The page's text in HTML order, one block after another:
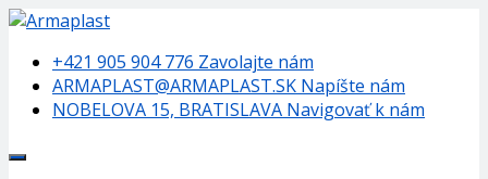
+421 905 904 776 Zavolajte nám
ARMAPLAST@ARMAPLAST.SK Napíšte nám
NOBELOVA 15, BRATISLAVA Navigovať k nám